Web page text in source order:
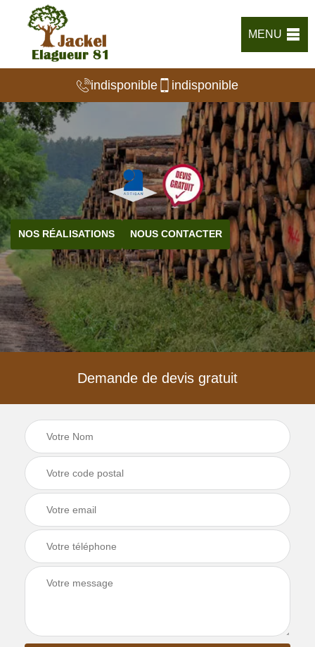
MENU
indisponible indisponible
NOS RÉALISATIONS NOUS CONTACTER
Demande de devis gratuit